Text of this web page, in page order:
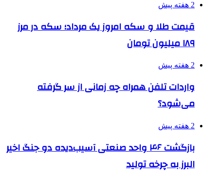
2 هفته پیش
قیمت طلا و سکه امروز یک مرداد؛ سکه در مرز
۱۸۹ میلیون تومان
2 هفته پیش
واردات تلفن همراه چه زمانی از سر گرفته
می‌شود؟
2 هفته پیش
بازگشت ۴۶ واحد صنعتی آسیب‌دیده دو جنگ اخیر
البرز به چرخه تولید